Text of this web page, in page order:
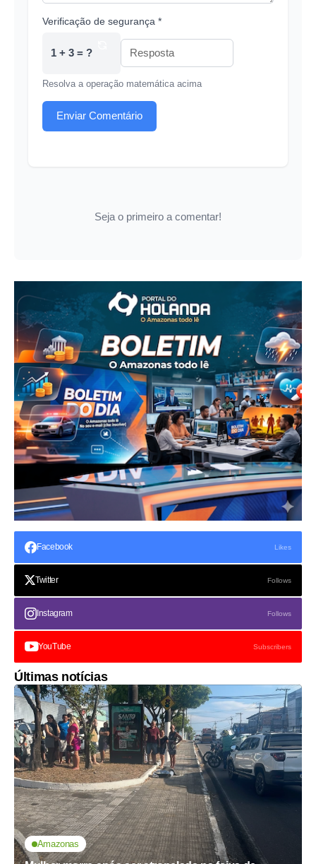
Verificação de segurança *
1 + 3 = ?
Resolva a operação matemática acima
Enviar Comentário
Seja o primeiro a comentar!
Facebook Likes
Twitter Follows
Instagram Follows
YouTube Subscribers
Últimas notícias
Amazonas